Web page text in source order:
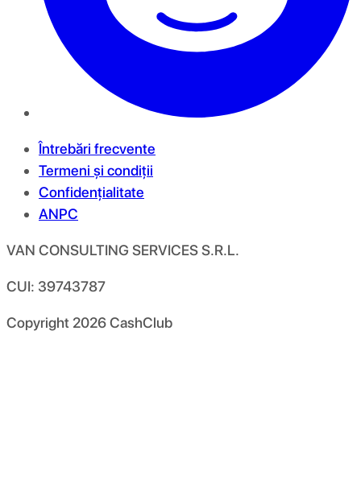
Întrebări frecvente
Termeni și condiții
Confidențialitate
ANPC
VAN CONSULTING SERVICES S.R.L.
CUI: 39743787
Copyright 2026CashClub